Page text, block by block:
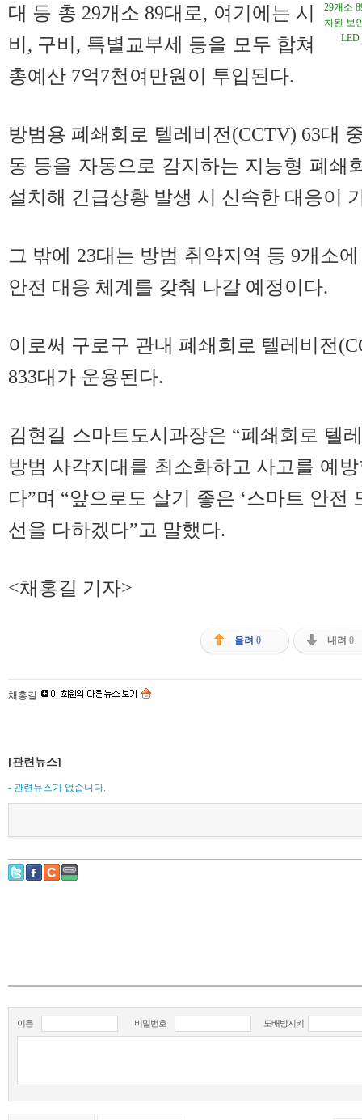
29개소
치된 보
LED
대 등 총 29개소 89대로, 여기에는 시
비, 구비, 특별교부세 등을 모두 합쳐
총예산 7억7천여만원이 투입된다.
방범용 폐쇄회로 텔레비전(CCTV) 63대
동 등을 자동으로 감지하는 지능형 폐쇄
설치해 긴급상황 발생 시 신속한 대응이
그 밖에 23대는 방범 취약지역 등 9개소
안전 대응 체계를 갖춰 나갈 예정이다.
이로써 구로구 관내 폐쇄회로 텔레비전
833대가 운용된다.
김현길 스마트도시과장은 “폐쇄회로 텔
방범 사각지대를 최소화하고 사고를 예
다”며 “앞으로도 살기 좋은 ‘스마트 안전
선을 다하겠다”고 말했다.
<채홍길 기자>
올려 0 내려 0
채홍길
[관련뉴스]
- 관련뉴스가 없습니다.